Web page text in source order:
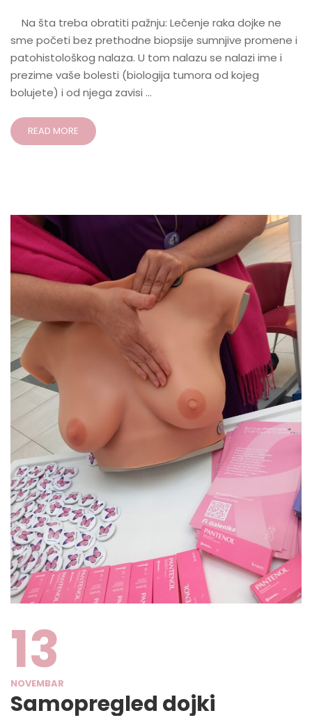
Na šta treba obratiti pažnju: Lečenje raka dojke ne
sme početi bez prethodne biopsije sumnjive promene i
patohistološkog nalaza. U tom nalazu se nalazi ime i
prezime vaše bolesti (biologija tumora od kojeg
bolujete) i od njega zavisi …
READ MORE
13
NOVEMBAR
Samopregled dojki